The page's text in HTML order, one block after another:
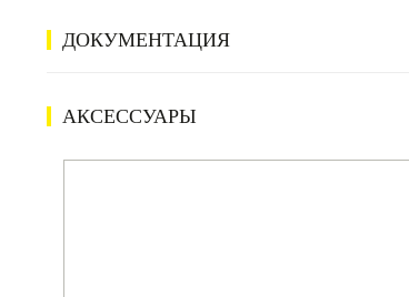
ДОКУМЕНТАЦИЯ
АКСЕССУАРЫ